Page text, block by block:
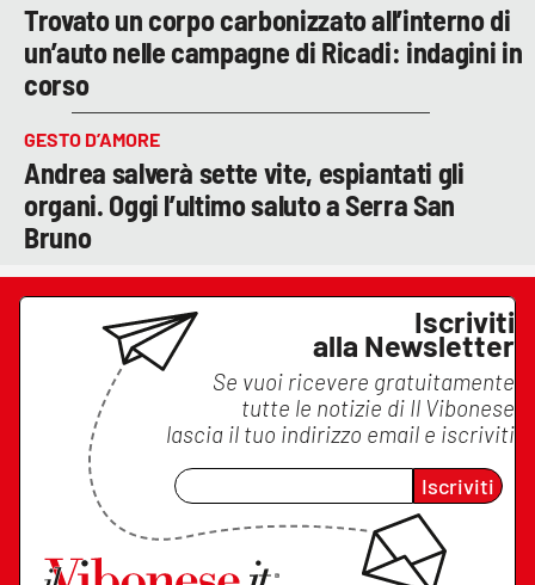
Trovato un corpo carbonizzato all’interno di
un’auto nelle campagne di Ricadi: indagini in
corso
GESTO D’AMORE
Andrea salverà sette vite, espiantati gli
organi. Oggi l’ultimo saluto a Serra San
Bruno
Iscriviti
alla Newsletter
Se vuoi ricevere gratuitamente
tutte le notizie di Il Vibonese
lascia il tuo indirizzo email e iscriviti
Iscriviti